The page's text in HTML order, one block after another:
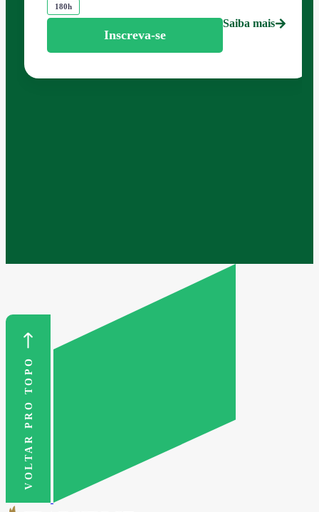
180h
Inscreva-se
Saiba mais
VOLTAR PRO TOPO